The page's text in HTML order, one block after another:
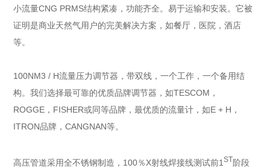
小流量CNG PRMS结构紧凑，功能齐全。易于运输和安装。它被
证明是商业天然气用户的完美解决方案，如餐厅，医院，酒店
等。
100NM3 / H流量压力调节器，带双线，一个工作，一个备用结
构。我们选择最可靠的优质品牌调节器，如TESCOM，
ROGGE，FISHER或同等品牌，最优质的流量计，如E + H，
ITRON品牌，CANGNAN等。
高压管道采用全不锈钢制造，100％X射线焊接线测试前1ST阶段